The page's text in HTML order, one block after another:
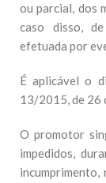
ou parcial, dos
caso disso,
efetuada por
É aplicável o
13/2015, de 26
O promotor
impedidos,